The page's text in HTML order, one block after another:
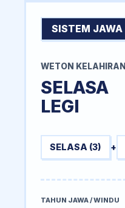
SISTEM JAWA
WETON KELAHIRAN
SELASA
LEGI
SELASA (3) +
TAHUN JAWA / WINDU